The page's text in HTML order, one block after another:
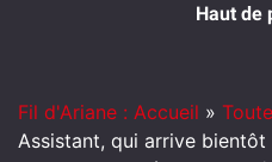
Haut de
Fil d'Ariane : Accueil »
Assistant, qui arrive